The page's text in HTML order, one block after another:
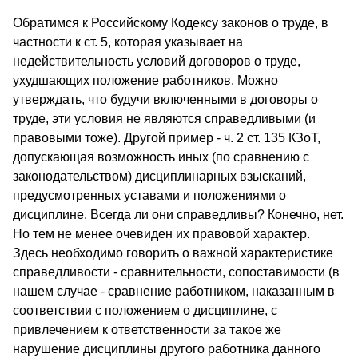
Обратимся к Российскому Кодексу законов о труде, в
частности к ст. 5, которая указывает на
недействительность условий договоров о труде,
ухудшающих положение работников. Mожно
утверждать, что будучи включенными в договоры о
труде, эти условия не являются справедливыми (и
правовыми тоже). Другой пример - ч. 2 ст. 135 КЗоТ,
допускающая возможность иных (по сравнению с
законодательством) дисциплинарных взысканий,
предусмотренных уставами и положениями о
дисциплине. Всегда ли они справедливы? Конечно, нет.
Но тем не менее очевиден их правовой характер.
Здесь необходимо говорить о важной характеристике
справедливости - сравнительности, сопоставимости (в
нашем случае - сравнение работником, наказанным в
соответствии с положением о дисциплине, с
привлечением к ответственности за такое же
нарушение дисциплины другого работника данного